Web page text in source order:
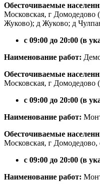
Обесточиваемые
Московская, г
Жуково); д Жуково; д
с 09:00 до 20:00 (в
Наименование работ:
Обесточиваемые
Московская, г
с 09:00 до 20:00 (в
Наименование работ:
Обесточиваемые
Московская, г
с 09:00 до 20:00 (в
Наименование работ: